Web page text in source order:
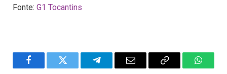
Fonte: G1 Tocantins
FacebookTwitter TelegramEmail
Copy